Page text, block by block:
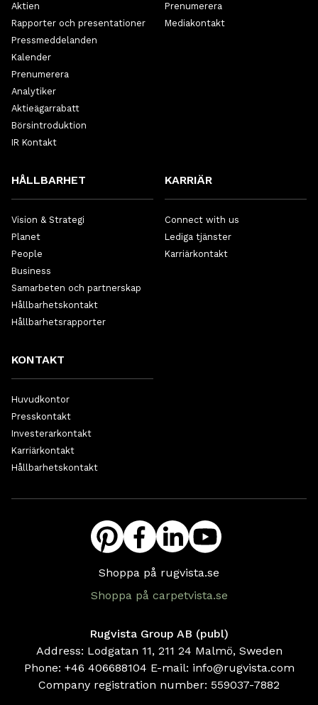
Aktien
Rapporter och presentationer
Pressmeddelanden
Kalender
Prenumerera
Analytiker
Aktieägarrabatt
Börsintroduktion
IR Kontakt
Prenumerera
Mediakontakt
HÅLLBARHET
Vision & Strategi
Planet
People
Business
Samarbeten och partnerskap
Hållbarhetskontakt
Hållbarhetsrapporter
KARRIÄR
Connect with us
Lediga tjänster
Karriärkontakt
KONTAKT
Huvudkontor
Presskontakt
Investerarkontakt
Karriärkontakt
Hållbarhetskontakt
Rugvista Group AB (publ)
Address: Lodgatan 11, 211 24 Malmö, Sweden
Phone: +46 406688104 E-mail: info@rugvista.com
Company registration number: 559037-7882
Shoppa på rugvista.se
Shoppa på carpetvista.se